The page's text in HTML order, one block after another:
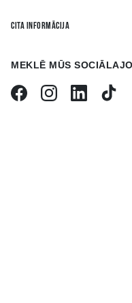
CITA INFORMĀCIJA
MEKLĒ MŪS